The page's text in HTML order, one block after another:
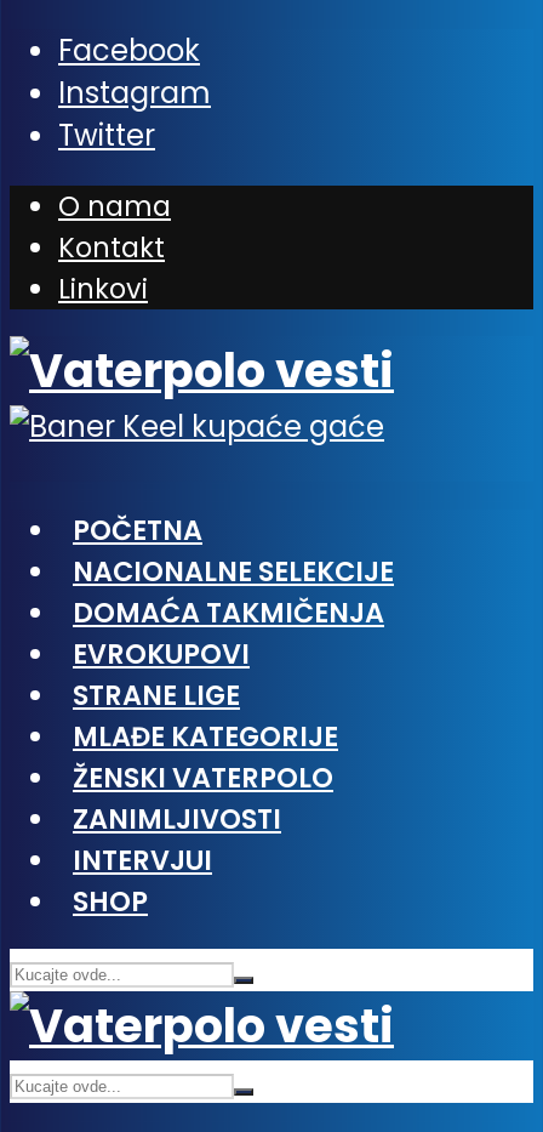
Facebook
Instagram
Twitter
O nama
Kontakt
Linkovi
POČETNA
NACIONALNE SELEKCIJE
DOMAĆA TAKMIČENJA
EVROKUPOVI
STRANE LIGE
MLAĐE KATEGORIJE
ŽENSKI VATERPOLO
ZANIMLJIVOSTI
INTERVJUI
SHOP